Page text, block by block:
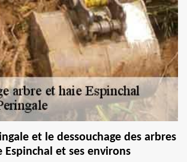
et le dessouchage des arbres
Espinchal et ses environs